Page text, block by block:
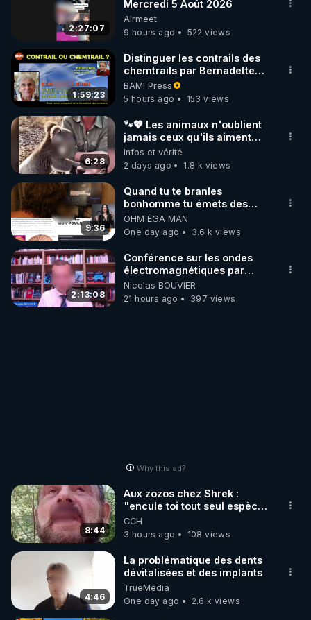
▶ 30 jours gratuit sur l’application de méditation et
de bien-être ENVOL :
Rendez-vous sur
https://www.envol.app/code
le code : REGENERE
2:27:07
Mercredi 5 Août 2026
Airmeet
9 hours ago
522 views
1:59:23
Distinguer les contrails des
chemtrails par Bernadette
Bihin
BAM! Press
5 hours ago
153 views
6:28
🐾💖 Les animaux n'oublient
jamais ceux qu'ils aiment…
🥹❤️
Infos et vérité
2 days ago
1.8 k views
9:36
Quand tu te branles
bonhomme tu émets des
ondes ils ont juste omis de
t'expliquer
OHM ÉGA MAN
One day ago
3.6 k views
2:13:08
Conférence sur les ondes
électromagnétiques par
Grégoire Caustru et Bart de
Wever !
Nicolas BOUVIER
21 hours ago
397 views
Why this ad?
8:44
Aux zozos chez Shrek :
"encule toi tout seul espèce
de mal polish"
CCH
3 hours ago
108 views
4:46
La problématique des dents
dévitalisées et des implants
TrueMedia
One day ago
2.6 k views